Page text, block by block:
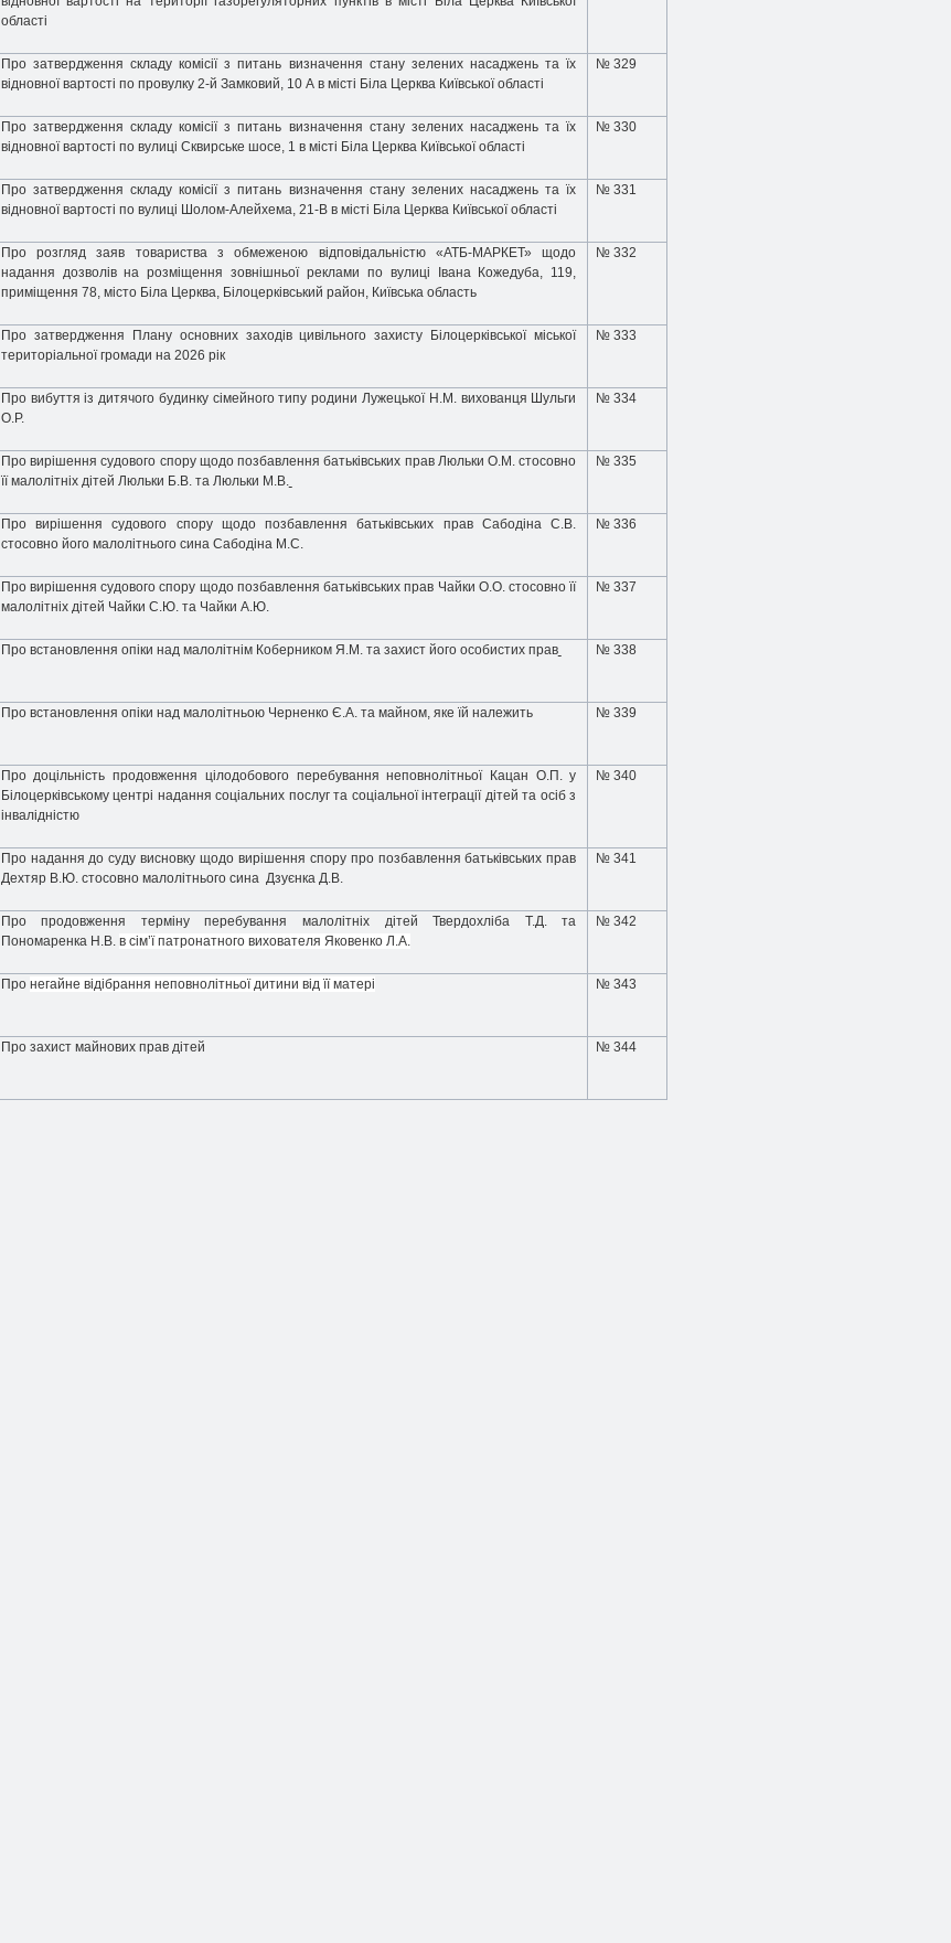
області
Про затвердження складу комісії з питань визначення стану зелених насаджень та їх
відновної вартості по провулку 2-й Замковий, 10 А в місті Біла Церква Київської області
№ 329
Про затвердження складу комісії з питань визначення стану зелених насаджень та їх
відновної вартості по вулиці Сквирське шосе, 1 в місті Біла Церква Київської області
№ 330
Про затвердження складу комісії з питань визначення стану зелених насаджень та їх
відновної вартості по вулиці Шолом-Алейхема, 21-В в місті Біла Церква Київської області
№ 331
Про розгляд заяв товариства з обмеженою відповідальністю «АТБ-МАРКЕТ» щодо
надання дозволів на розміщення зовнішньої реклами по вулиці Івана Кожедуба, 119,
приміщення 78, місто Біла Церква, Білоцерківський район, Київська область
№ 332
Про затвердження Плану основних заходів цивільного захисту Білоцерківської міської
територіальної громади на 2026 рік
№ 333
Про вибуття із дитячого будинку сімейного типу родини Лужецької Н.М. вихованця Шульги
О.Р.
№ 334
Про вирішення судового спору щодо позбавлення батьківських прав Люльки О.М. стосовно
її малолітніх дітей Люльки Б.В. та Люльки М.В.
№ 335
Про вирішення судового спору щодо позбавлення батьківських правСабодіна С.В.
стосовно його малолітнього сина Сабодіна М.С.
№ 336
Про вирішення судового спору щодо позбавлення батьківських прав Чайки О.О.стосовно її
малолітніх дітей Чайки С.Ю. та Чайки А.Ю.
№ 337
Про встановлення опіки над малолітнім Коберником Я.М. та захист його особистих прав № 338
Про встановлення опіки над малолітньою Черненко Є.А. та майном, яке їй належить № 339
Про доцільність продовження цілодобового перебування неповнолітньої Кацан О.П. у
Білоцерківському центрі надання соціальних послуг та соціальної інтеграції дітей та осіб з
інвалідністю
№ 340
Про надання до суду висновку щодо вирішення спору про позбавлення батьківських прав
Дехтяр В.Ю. стосовно малолітнього сина Дзуєнка Д.В.
№ 341
Про продовження терміну перебування малолітніх дітей Твердохліба Т.Д. та
Пономаренка Н.В. в сім’ї патронатного вихователя Яковенко Л.А.
№ 342
Про негайне відібрання неповнолітньої дитини від її матері № 343
Про захист майнових прав дітей № 344